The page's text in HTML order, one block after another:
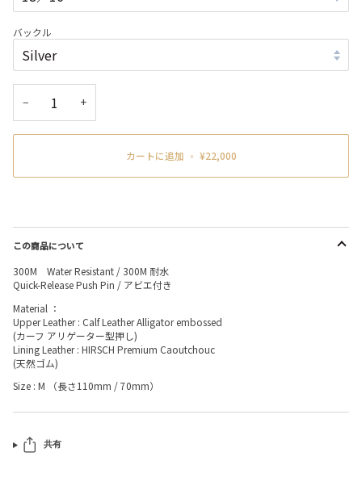
バックル
− +
カートに追加 • ¥22,000
この商品について
300M Water Resistant / 300M 耐水
Quick-Release Push Pin / アビエ付き
Material ：
Upper Leather : Calf Leather Alligator embossed
(カーフ アリゲーター型押し)
Lining Leather : HIRSCH Premium Caoutchouc
(天然ゴム)
Size : M （長さ110mm / 70mm）
共有